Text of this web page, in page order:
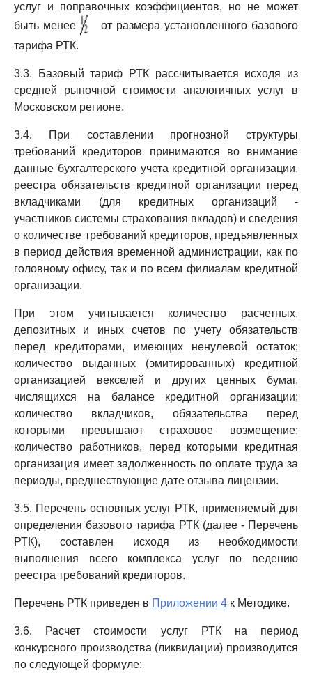
услуг и поправочных коэффициентов, но не может
быть менее
от размера установленного базового
тарифа РТК.
3.3. Базовый тариф РТК рассчитывается исходя из
средней рыночной стоимости аналогичных услуг в
Московском регионе.
3.4. При составлении прогнозной структуры
требований кредиторов принимаются во внимание
данные бухгалтерского учета кредитной организации,
реестра обязательств кредитной организации перед
вкладчиками (для кредитных организаций -
участников системы страхования вкладов) и сведения
о количестве требований кредиторов, предъявленных
в период действия временной администрации, как по
головному офису, так и по всем филиалам кредитной
организации.
При этом учитывается количество расчетных,
депозитных и иных счетов по учету обязательств
перед кредиторами, имеющих ненулевой остаток;
количество выданных (эмитированных) кредитной
организацией векселей и других ценных бумаг,
числящихся на балансе кредитной организации;
количество вкладчиков, обязательства перед
которыми превышают страховое возмещение;
количество работников, перед которыми кредитная
организация имеет задолженность по оплате труда за
периоды, предшествующие дате отзыва лицензии.
3.5. Перечень основных услуг РТК, применяемый для
определения базового тарифа РТК (далее - Перечень
РТК), составлен исходя из необходимости
выполнения всего комплекса услуг по ведению
реестра требований кредиторов.
Перечень РТК приведен в Приложении 4 к Методике.
3.6. Расчет стоимости услуг РТК на период
конкурсного производства (ликвидации) производится
по следующей формуле: